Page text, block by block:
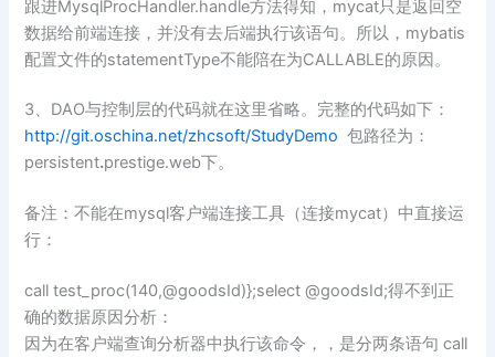
跟进MysqlProcHandler.handle方法得知，mycat只是返回空
数据给前端连接，并没有去后端执行该语句。所以，mybatis
配置文件的statementType不能陪在为CALLABLE的原因。
3、DAO与控制层的代码就在这里省略。完整的代码如下：
http://git.oschina.net/zhcsoft/StudyDemo 包路径为：
persistent.prestige.web下。
备注：不能在mysql客户端连接工具（连接mycat）中直接运
行：
call test_proc(140,@goodsId)};select @goodsId;得不到正
确的数据原因分析：
因为在客户端查询分析器中执行该命令，，是分两条语句 call